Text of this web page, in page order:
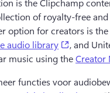
is the Clipchamp
of royalty-free
option for creators is
audio library (opens
, and
music using the Creator
functies voor